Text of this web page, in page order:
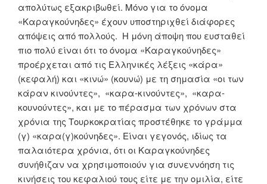
απολύτως εξακριβωθεί. Μόνο για το όνομα
«Καραγκούνηδες» έχουν υποστηριχθεί διάφορες
απόψεις από πολλούς. Η μόνη άποψη που ευσταθεί
πιο πολύ είναι ότι το όνομα «Καραγκούνηδες»
προέρχεται από τις Ελληνικές λέξεις «κάρα»
(κεφαλή) και «κινώ» (κουνώ) με τη σημασία «οι των
κάραν κινούντες», «καρα-κινούντες», «καρα-
κουνούντες», και με το πέρασμα των χρόνων στα
χρόνια της Τουρκοκρατίας προστέθηκε το γράμμα
(γ) «καρα(γ)κούνηδες». Είναι γεγονός, ιδίως τα
παλαιότερα χρόνια, ότι οι Καραγκούνηδες
συνήθιζαν να χρησιμοποιούν για συνεννόηση τις
κινήσεις του κεφαλιού τους είτε με την ομιλία, είτε